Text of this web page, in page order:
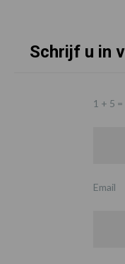
Schrijf u in
1 + 5 =
Email